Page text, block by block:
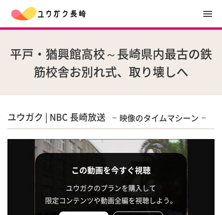
平戸・猶興館高校～長崎県内最古の鉄
筋校舎お別れ式、取り壊しへ
ユウガク | NBC 長崎放送 映像のタイムマシーン
この動画を今すぐ視聴
ユウガクのプランを購入して
限定コンテンツや動画全編を視聴しよう。